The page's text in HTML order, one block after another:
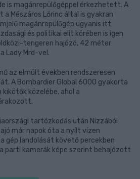
is magánrepülőgéppel érkezhetett. A
Mészáros Lőrinc által is gyakran
magánrepülőgép ugyanis itt
és politikai elit körében is igen
tengeren hajózó, 42 méter
Lady Mrd-vel.
az elmúlt években rendszeresen
A Bombardier Global 6000 gyakorta
közelébe, ahol a
tartózkodás után Nizzából
már napok óta a nyílt vízen
gép landolását követő percekben
parti kamerák képe szerint behajózott